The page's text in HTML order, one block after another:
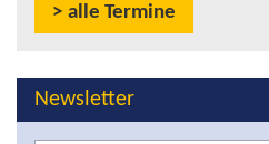
alle Termine
Newsletter